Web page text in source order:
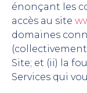
énonçant les
accès au site
domaines
(collectivement
Site; et (ii) la
Services qui